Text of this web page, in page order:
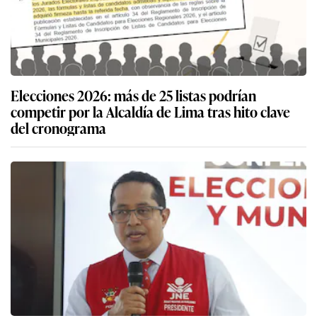
Elecciones 2026: más de 25 listas podrían
competir por la Alcaldía de Lima tras hito clave
del cronograma